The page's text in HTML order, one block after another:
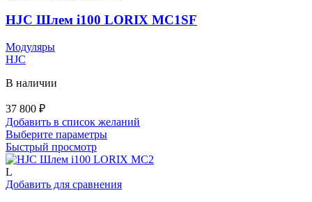
выбрать
HJC Шлем i100 LORIX MC1SF
Модуляры
HJC
В наличии
37 800 ₽
Добавить в список желаний
Выберите параметрыЭтот
имеет
вариаций.
Быстрый просмотр
L
Добавить для сравнения